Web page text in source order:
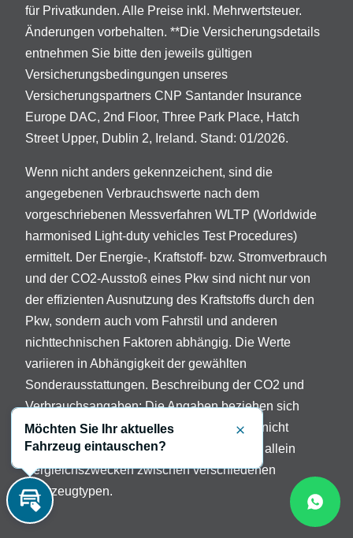
für Privatkunden. Alle Preise inkl. Mehrwertsteuer.
Änderungen vorbehalten. **Die Versicherungsdetails
entnehmen Sie bitte den jeweils gültigen
Versicherungsbedingungen unseres
Versicherungspartners CNP Santander Insurance
Europe DAC, 2nd Floor, Three Park Place, Hatch
Street Upper, Dublin 2, Ireland. Stand: 01/2026.
Wenn nicht anders gekennzeichent, sind die
angegebenen Verbrauchswerte nach dem
vorgeschriebenen Messverfahren WLTP (Worldwide
harmonised Light-duty vehicles Test Procedures)
ermittelt. Der Energie-, Kraftstoff- bzw. Stromverbrauch
und der CO2-Ausstoß eines Pkw sind nicht nur von
der effizienten Ausnutzung des Kraftstoffs durch den
Pkw, sondern auch vom Fahrstil und anderen
nichttechnischen Faktoren abhängig. Die Werte
variieren in Abhängigkeit der gewählten
Sonderausstattungen. Beschreibung der CO2 und
Verbrauchsangaben: Die Angaben beziehen sich
nicht auf ein einzelnes Fahrzeug und sind nicht
Bestandteil des Angebots, sondern dienen allein
Vergleichszwecken zwischen verschiedenen
Fahrzeugtypen.
Inzahlungnahme
Möchten Sie Ihr aktuelles
Fahrzeug eintauschen?
Schließen